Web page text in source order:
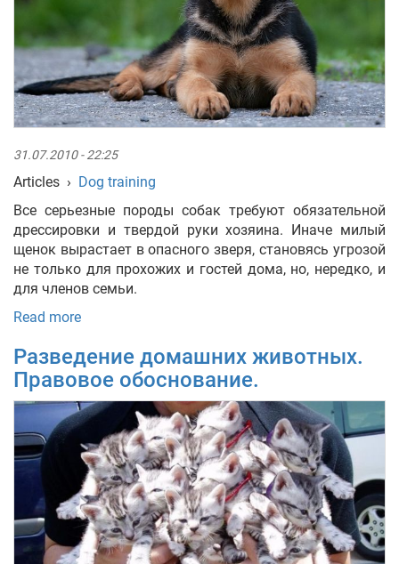
31.07.2010 - 22:25
Articles › Dog training
Все серьезные породы собак требуют обязательной
дрессировки и твердой руки хозяина. Иначе милый
щенок вырастает в опасного зверя, становясь угрозой
не только для прохожих и гостей дома, но, нередко, и
для членов семьи.
Read more
Разведение домашних животных.
Правовое обоснование.